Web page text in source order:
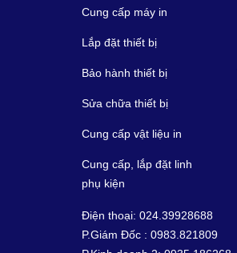
Cung cấp máy in
Lắp đặt thiết bị
Bảo hành thiết bị
Sửa chữa thiết bị
Cung cấp vật liệu in
Cung cấp, lắp đặt linh
phụ kiện
Điện thoại: 024.39928688
P.Giám Đốc : 0983.821809